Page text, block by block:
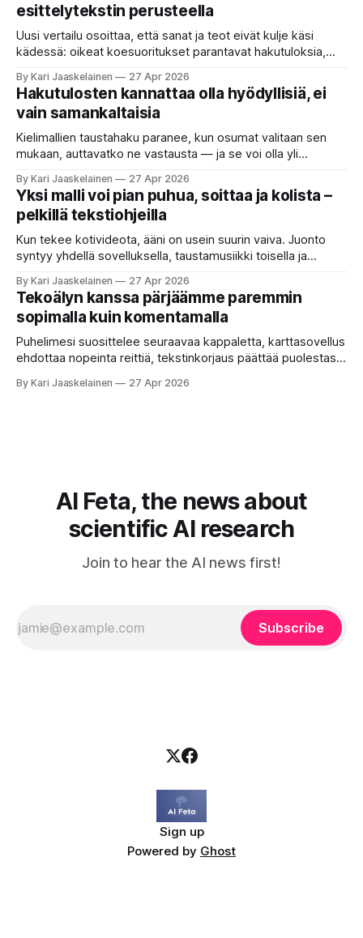
esittelytekstin perusteella
Uusi vertailu osoittaa, että sanat ja teot eivät kulje käsi
kädessä: oikeat koesuoritukset parantavat hakutuloksia,
etsimässä verkosta apuria, joka hoitaisi puolestasi arjen
askareita: täyttäisi lomakkeen, järjestäisi matkasuunnitelman
tai seulisi pitkän asiakirjakasan ydinkohdat. Vastassa on
valikoima, joka muistuttaa sovelluskauppaa steroideilla.
Jokainen ”tekoälyagentti” lupaa paljon
By Kari Jaaskelainen 27 Apr 2026
Hakutulosten kannattaa olla hyödyllisiä, ei
vain samankaltaisia
Kielimallien taustahaku paranee, kun osumat valitaan sen
mukaan, auttavatko ne vastausta — ja se voi olla yli
että kysyt työpaikan chat-robotilta: “Mitä viime kuun
kokouspäiväkirjassa päätettiin etätyöpäivistä?” Robotti
selaa arkistoja ja poimii sinulle pätkän, jossa toistellaan, mitä
etätyö tarkoittaa. Teksti on aiheeltaan lähellä kysymystä,
By Kari Jaaskelainen 27 Apr 2026
Yksi malli voi pian puhua, soittaa ja kolista –
pelkillä tekstiohjeilla
Kun tekee kotivideota, ääni on usein suurin vaiva. Juonto
syntyy yhdellä sovelluksella, taustamusiikki toisella ja
erilaisia komentoja, eikä mikään niistä oikein “puhu”
toistensa kanssa. Lopputulos on pienen palapelityön tulos.
Vuosia on ajateltu, että näin tämän kuuluukin mennä. Puhe
on sanoja ja lauseita – hyvin jäsenneltyä.
By Kari Jaaskelainen 27 Apr 2026
Tekoälyn kanssa pärjäämme paremmin
sopimalla kuin komentamalla
Puhelimesi suosittelee seuraavaa kappaletta, karttasovellus
ehdottaa nopeinta reittiä, tekstinkorjaus päättää puolestasi,
tottelee sinua sokeasti. Useammin huomaat itse
By Kari Jaaskelainen 27 Apr 2026
AI Feta, the news about
scientific AI research
Join to hear the AI news first!
Subscribe
Sign up
Powered by Ghost